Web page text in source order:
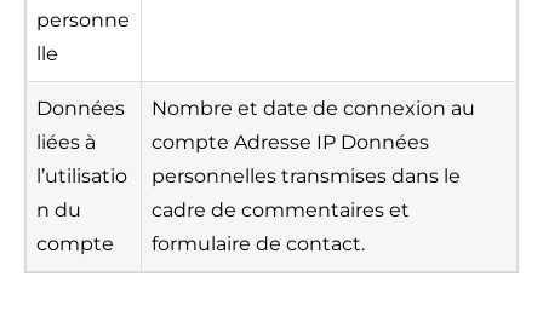
personne
lle
Données
liées à
l’utilisatio
n du
compte
Nombre et date de connexion au
compte Adresse IP Données
personnelles transmises dans le
cadre de commentaires et
formulaire de contact.